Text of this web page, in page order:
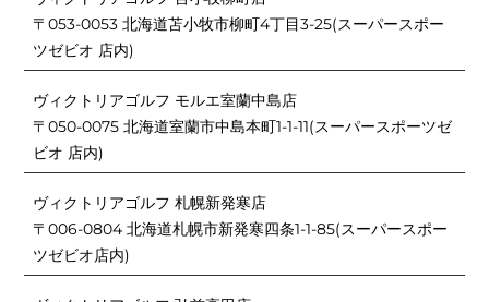
〒053-0053 北海道苫小牧市柳町4丁目3-25(スーパースポー
ツゼビオ 店内)
ヴィクトリアゴルフ モルエ室蘭中島店
〒050-0075 北海道室蘭市中島本町1-1-11(スーパースポーツゼ
ビオ 店内)
ヴィクトリアゴルフ 札幌新発寒店
〒006-0804 北海道札幌市新発寒四条1-1-85(スーパースポー
ツゼビオ店内)